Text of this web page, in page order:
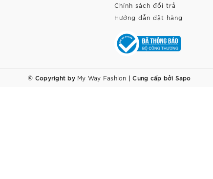
Chính sách đổi trả
Hướng dẫn đặt hàng
© Copyright by My Way Fashion | Cung cấp bởi Sapo